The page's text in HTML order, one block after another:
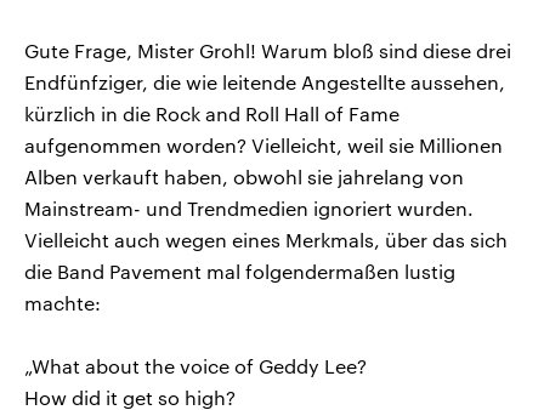
Gute Frage, Mister Grohl! Warum bloß sind diese drei
Endfünfziger, die wie leitende Angestellte aussehen,
kürzlich in die Rock and Roll Hall of Fame
aufgenommen worden? Vielleicht, weil sie Millionen
Alben verkauft haben, obwohl sie jahrelang von
Mainstream- und Trendmedien ignoriert wurden.
Vielleicht auch wegen eines Merkmals, über das sich
die Band Pavement mal folgendermaßen lustig
machte:
„What about the voice of Geddy Lee?
How did it get so high?